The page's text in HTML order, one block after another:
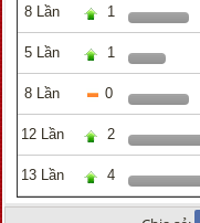
8 Lần 1
5 Lần 1
8 Lần 0
12 Lần 2
13 Lần 4